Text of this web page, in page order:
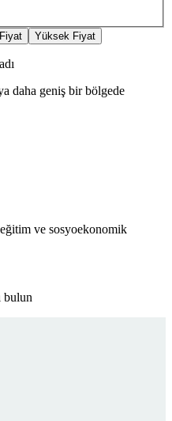
Yüksek Fiyat
daha geniş bir bölgede
ve sosyoekonomik
bulun